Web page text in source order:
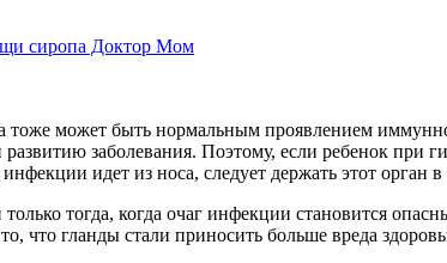
сиропа Доктор Мом
тоже может быть нормальным проявлением
заболевания. Поэтому, если ребенок при
идет из носа, следует держать этот орган
тогда, когда очаг инфекции становится
что гланды стали приносить больше вреда